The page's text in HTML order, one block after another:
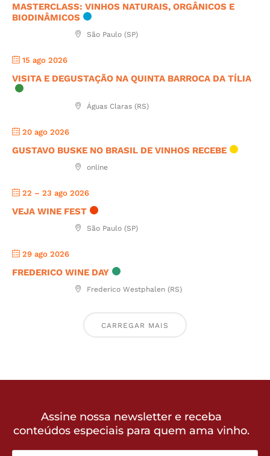
MASTERCLASS: VINHOS NATURAIS, ORGÂNICOS E
BIODINÂMICOS
São Paulo (SP)
15 ago 2026
VISITA E DEGUSTAÇÃO NA QUINTA BARROCA DA TÍLIA
Águas Claras (RS)
20 ago 2026
GUSTAVO BUSKE NO BRASIL DE VINHOS RECEBE
online
22 – 23 ago 2026
VEJA WINE FEST
São Paulo (SP)
29 ago 2026
FREDERICO WINE DAY
Frederico Westphalen (RS)
CARREGAR MAIS
Assine nossa newsletter e receba
conteúdos especiais para quem ama vinho.